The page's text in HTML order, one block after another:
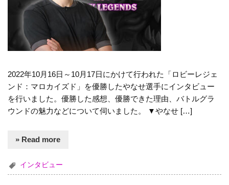
2022年10月16日～10月17日にかけて行われた「ロビーレジェ
ンド：マロカイズド」を優勝したやなせ選手にインタビュー
を行いました。優勝した感想、優勝できた理由、バトルグラ
ウンドの魅力などについて伺いました。 ▼やなせ […]
» Read more
インタビュー